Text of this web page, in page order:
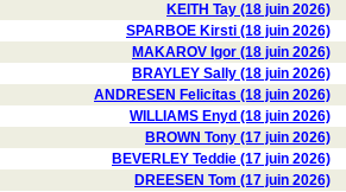
KEITH Tay (18 juin 2026)
SPARBOE Kirsti (18 juin 2026)
MAKAROV Igor (18 juin 2026)
BRAYLEY Sally (18 juin 2026)
ANDRESEN Felicitas (18 juin 2026)
WILLIAMS Enyd (18 juin 2026)
BROWN Tony (17 juin 2026)
BEVERLEY Teddie (17 juin 2026)
DREESEN Tom (17 juin 2026)